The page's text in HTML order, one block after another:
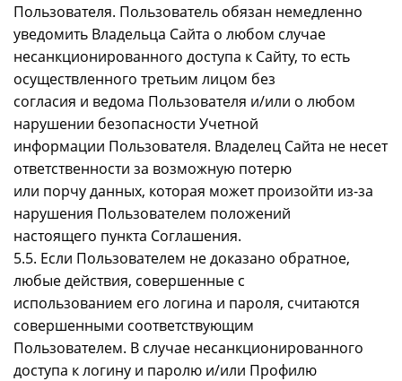
Пользователя. Пользователь обязан немедленно
уведомить Владельца Сайта о любом случае
несанкционированного доступа к Сайту, то есть
осуществленного третьим лицом без
согласия и ведома Пользователя и/или о любом
нарушении безопасности Учетной
информации Пользователя. Владелец Сайта не несет
ответственности за возможную потерю
или порчу данных, которая может произойти из-за
нарушения Пользователем положений
настоящего пункта Соглашения.
5.5. Если Пользователем не доказано обратное,
любые действия, совершенные с
использованием его логина и пароля, считаются
совершенными соответствующим
Пользователем. В случае несанкционированного
доступа к логину и паролю и/или Профилю